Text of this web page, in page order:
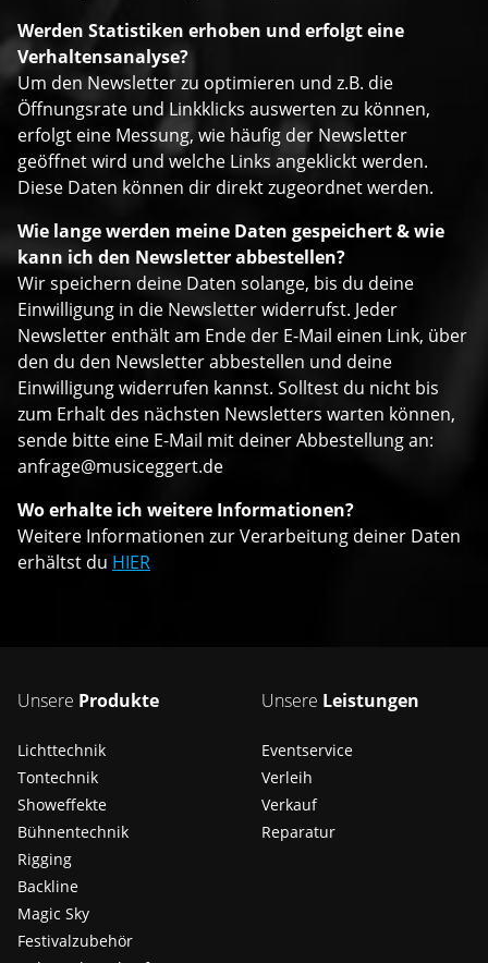
Werden Statistiken erhoben und erfolgt eine
Verhaltensanalyse?
Um den Newsletter zu optimieren und z.B. die
Öffnungsrate und Linkklicks auswerten zu können,
erfolgt eine Messung, wie häufig der Newsletter
geöffnet wird und welche Links angeklickt werden.
Diese Daten können dir direkt zugeordnet werden.
Wie lange werden meine Daten gespeichert & wie
kann ich den Newsletter abbestellen?
Wir speichern deine Daten solange, bis du deine
Einwilligung in die Newsletter widerrufst. Jeder
Newsletter enthält am Ende der E-Mail einen Link, über
den du den Newsletter abbestellen und deine
Einwilligung widerrufen kannst. Solltest du nicht bis
zum Erhalt des nächsten Newsletters warten können,
sende bitte eine E-Mail mit deiner Abbestellung an:
anfrage@musiceggert.de
Wo erhalte ich weitere Informationen?
Weitere Informationen zur Verarbeitung deiner Daten
erhältst du HIER
Unsere Produkte
Lichttechnik
Tontechnik
Showeffekte
Bühnentechnik
Rigging
Backline
Magic Sky
Festivalzubehör
Unsere Leistungen
Eventservice
Verleih
Verkauf
Reparatur